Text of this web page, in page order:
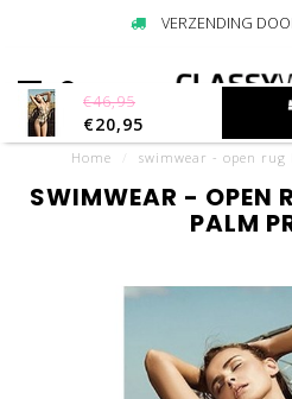
VERZENDING
Home swimwear - open
€46,95
€20,95
SWIMWEAR - OPEN
PALM